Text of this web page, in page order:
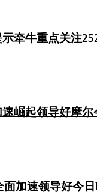
牵牛重点关注
崛起领导好摩尔
面加速领导好今日